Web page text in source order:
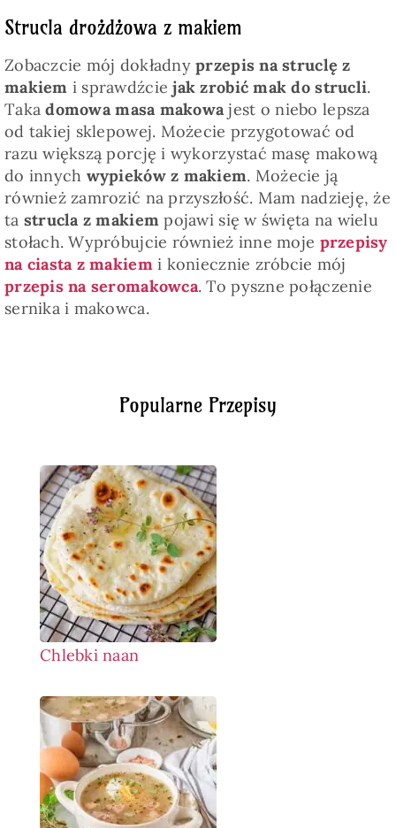
Popularne Przepisy
Chlebki naan
Strucla drożdżowa z makiem
Zobaczcie mój dokładnyprzepis na struclę z
makiem i sprawdźciejak zrobić mak do strucli.
Taka domowa masa makowajest o niebo lepsza
od takiej sklepowej. Możecie przygotować od
razu większą porcję i wykorzystać masę makową
do innych wypieków z makiem. Możecie ją
również zamrozić na przyszłość. Mam nadzieję, że
ta strucla z makiem pojawi się w święta na wielu
stołach. Wypróbujcie również inne moje przepisy
na ciasta z makiemi koniecznie zróbcie mój
przepis na seromakowca. To pyszne połączenie
sernika i makowca.